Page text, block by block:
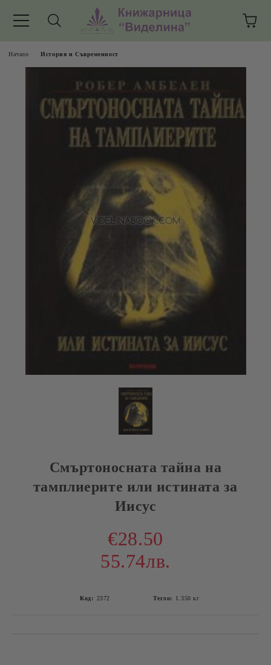
Начало История и Съвременност
Смъртоносната тайна на
тамплиерите или истината за
Иисус
€28.50
55.74лв.
Код: 2372 Тегло: 1.350 кг